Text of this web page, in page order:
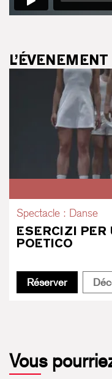
L’ÉVENEMENT
Spectacle : Danse
ESERCIZI PER
POETICO
RéserverEsercizi
Vous